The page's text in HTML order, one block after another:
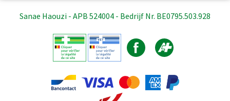
Sanae Haouzi - APB 524004 - Bedrijf Nr. BE0795.503.928